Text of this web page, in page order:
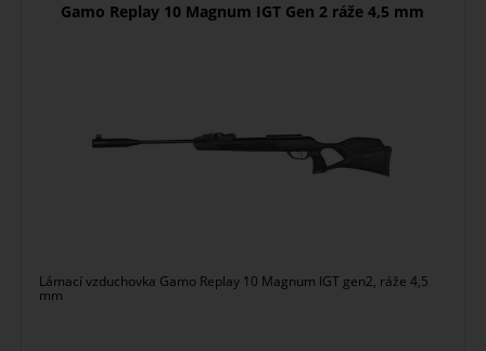
Gamo Replay 10 Magnum IGT Gen 2 ráže 4,5 mm
Lámací vzduchovka Gamo Replay 10 Magnum IGT gen2, ráže 4,5
mm